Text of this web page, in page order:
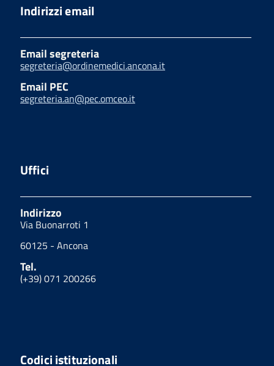
Indirizzi email
Email segreteria
segreteria@ordinemedici.ancona.it
Email PEC
segreteria.an@pec.omceo.it
Uffici
Indirizzo
Via Buonarroti 1
60125 - Ancona
Tel.
(+39) 071 200266
Codici istituzionali